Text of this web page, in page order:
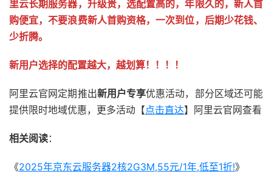
里云长期服务器，升级贵，选配置高的，年限久的，新人首
购便宜，不要浪费新人首购资格，一次到位，后期少花钱、
少折腾。
新用户选择的配置越大，越划算！！！！
阿里云官网定期推出新用户专享优惠活动，部分区域还可能
提供限时地域优惠，更多活动【点击直达】阿里云官网查看
相关阅读：
《2025年京东云服务器2核2G3M,55元/1年,低至1折!》